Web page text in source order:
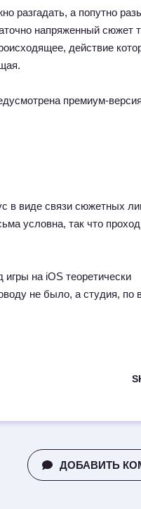
разгадать, а попутно
напряженный сюжет
действие
премиум-
в виде связи сюжетных
условна, так что
на iOS теоретически
не было, а студия, по
ДОБАВИТЬ